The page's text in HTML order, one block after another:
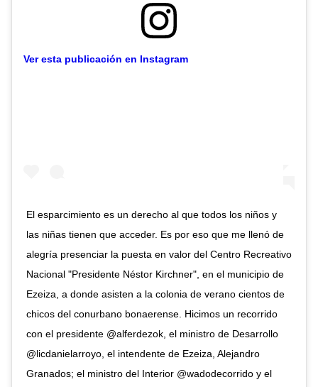
Ver esta publicación en Instagram
El esparcimiento es un derecho al que todos los niños y
las niñas tienen que acceder. Es por eso que me llenó de
alegría presenciar la puesta en valor del Centro Recreativo
Nacional "Presidente Néstor Kirchner", en el municipio de
Ezeiza, a donde asisten a la colonia de verano cientos de
chicos del conurbano bonaerense. Hicimos un recorrido
con el presidente @alferdezok, el ministro de Desarrollo
@licdanielarroyo, el intendente de Ezeiza, Alejandro
Granados; el ministro del Interior @wadodecorrido y el